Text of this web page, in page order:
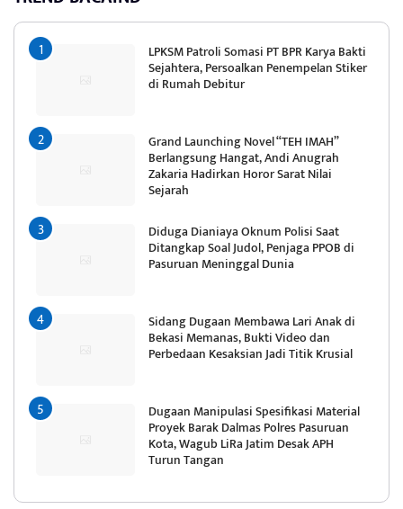
LPKSM Patroli Somasi PT BPR Karya Bakti
Sejahtera, Persoalkan Penempelan Stiker
di Rumah Debitur
Grand Launching Novel “TEH IMAH”
Berlangsung Hangat, Andi Anugrah
Zakaria Hadirkan Horor Sarat Nilai
Sejarah
Diduga Dianiaya Oknum Polisi Saat
Ditangkap Soal Judol, Penjaga PPOB di
Pasuruan Meninggal Dunia
Sidang Dugaan Membawa Lari Anak di
Bekasi Memanas, Bukti Video dan
Perbedaan Kesaksian Jadi Titik Krusial
Dugaan Manipulasi Spesifikasi Material
Proyek Barak Dalmas Polres Pasuruan
Kota, Wagub LiRa Jatim Desak APH
Turun Tangan